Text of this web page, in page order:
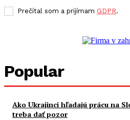
Prečítal som a prijímam GDPR.
Popular
Ako Ukrajinci hľadajú prácu na
treba dať pozor